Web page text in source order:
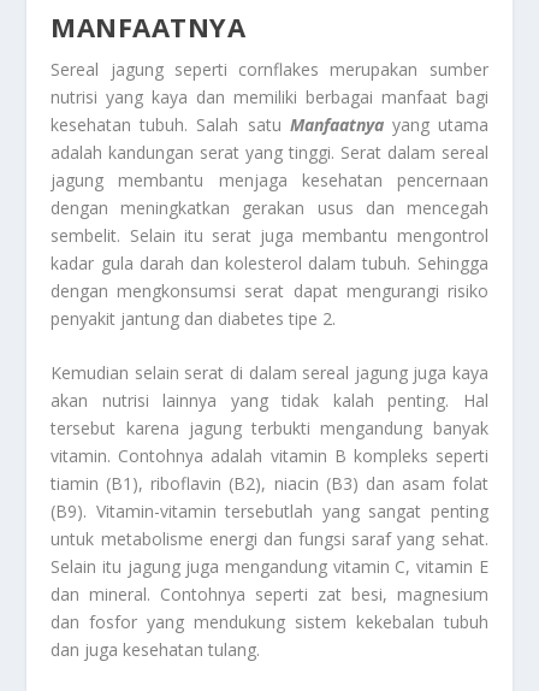
MANFAATNYA
Sereal jagung seperti cornflakes merupakan sumber
nutrisi yang kaya dan memiliki berbagai manfaat bagi
kesehatan tubuh. Salah satu Manfaatnyayang utama
adalah kandungan serat yang tinggi. Serat dalam sereal
jagung membantu menjaga kesehatan pencernaan
dengan meningkatkan gerakan usus dan mencegah
sembelit. Selain itu serat juga membantu mengontrol
kadar gula darah dan kolesterol dalam tubuh. Sehingga
dengan mengkonsumsi serat dapat mengurangi risiko
penyakit jantung dan diabetes tipe 2.
Kemudian selain serat di dalam sereal jagung juga kaya
akan nutrisi lainnya yang tidak kalah penting. Hal
tersebut karena jagung terbukti mengandung banyak
vitamin. Contohnya adalah vitamin B kompleks seperti
tiamin (B1), riboflavin (B2), niacin (B3) dan asam folat
(B9). Vitamin-vitamin tersebutlah yang sangat penting
untuk metabolisme energi dan fungsi saraf yang sehat.
Selain itu jagung juga mengandung vitamin C, vitamin E
dan mineral. Contohnya seperti zat besi, magnesium
dan fosfor yang mendukung sistem kekebalan tubuh
dan juga kesehatan tulang.